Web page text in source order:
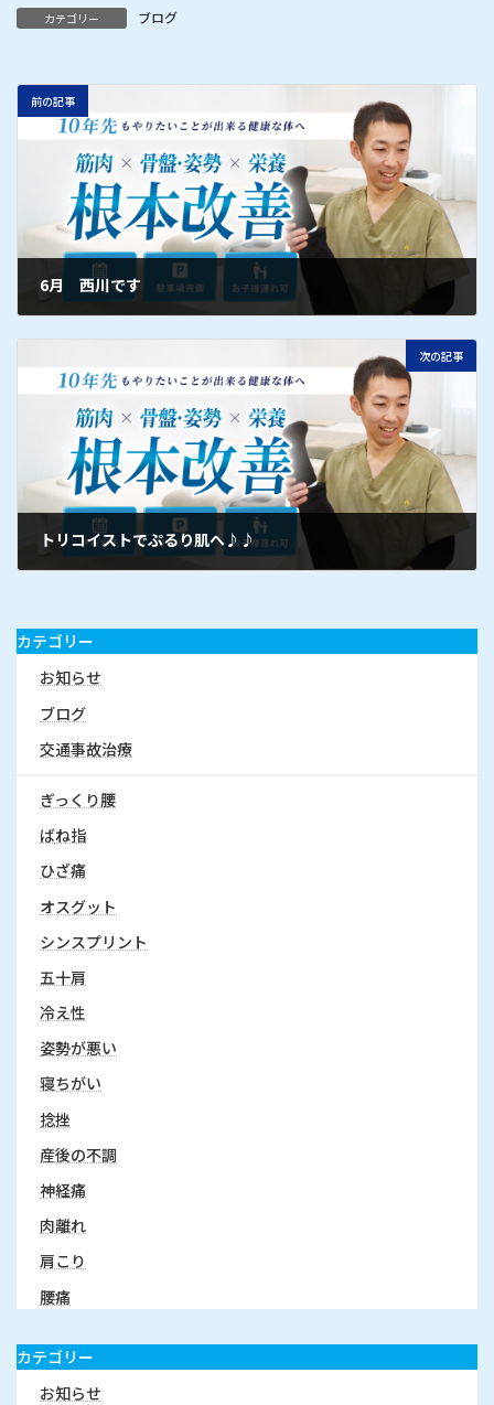
カテゴリー ブログ
前の記事
6月 西川です
次の記事
トリコイストでぷるり肌へ♪♪
カテゴリー
お知らせ
ブログ
交通事故治療
ぎっくり腰
ばね指
ひざ痛
オスグット
シンスプリント
五十肩
冷え性
姿勢が悪い
寝ちがい
捻挫
産後の不調
神経痛
肉離れ
肩こり
腰痛
カテゴリー
お知らせ